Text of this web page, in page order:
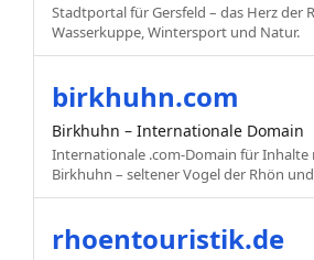
Stadtportal für Gersfeld – das Herz der
Wasserkuppe, Wintersport und Natur.
birkhuhn.com
Birkhuhn – Internationale Domain
Internationale .com-Domain für Inhalte
Birkhuhn – seltener Vogel der Rhön
rhoentouristik.de